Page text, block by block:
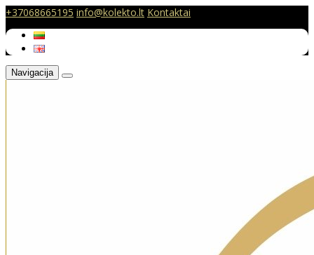
+37068665195 info@kolekto.lt Kontaktai
Navigacija